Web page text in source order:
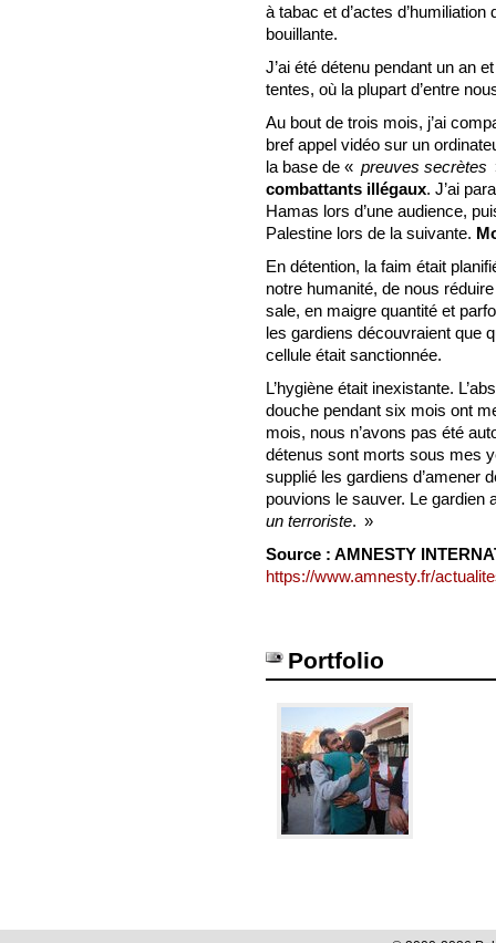
à tabac et d’actes
bouillante.
J’ai été détenu pendant un an
tentes, où la plupart d’entre
Au bout de trois mois, j’ai
bref appel vidéo sur un
la base de « preuves secrètes
combattants illégaux. J’ai
Hamas lors d’une audience,
Palestine lors de la suivante.
En détention, la faim était
notre humanité, de nous
sale, en maigre quantité et
les gardiens découvraient que
cellule était sanctionnée.
L’hygiène était inexistante.
douche pendant six mois ont
mois, nous n’avons pas été
détenus sont morts sous mes
supplié les gardiens d’amener
pouvions le sauver. Le
un terroriste. »
Source : AMNESTY
https://www.amnesty.fr/
Portfolio